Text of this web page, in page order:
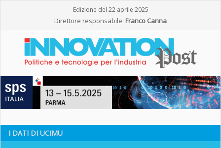
Edizione del 22 aprile 2025
Direttore responsabile: Franco Canna
I DATI DI UCIMU